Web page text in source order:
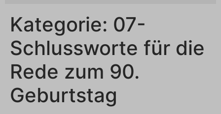
Kategorie: 07-
Schlussworte für die
Rede zum 90.
Geburtstag